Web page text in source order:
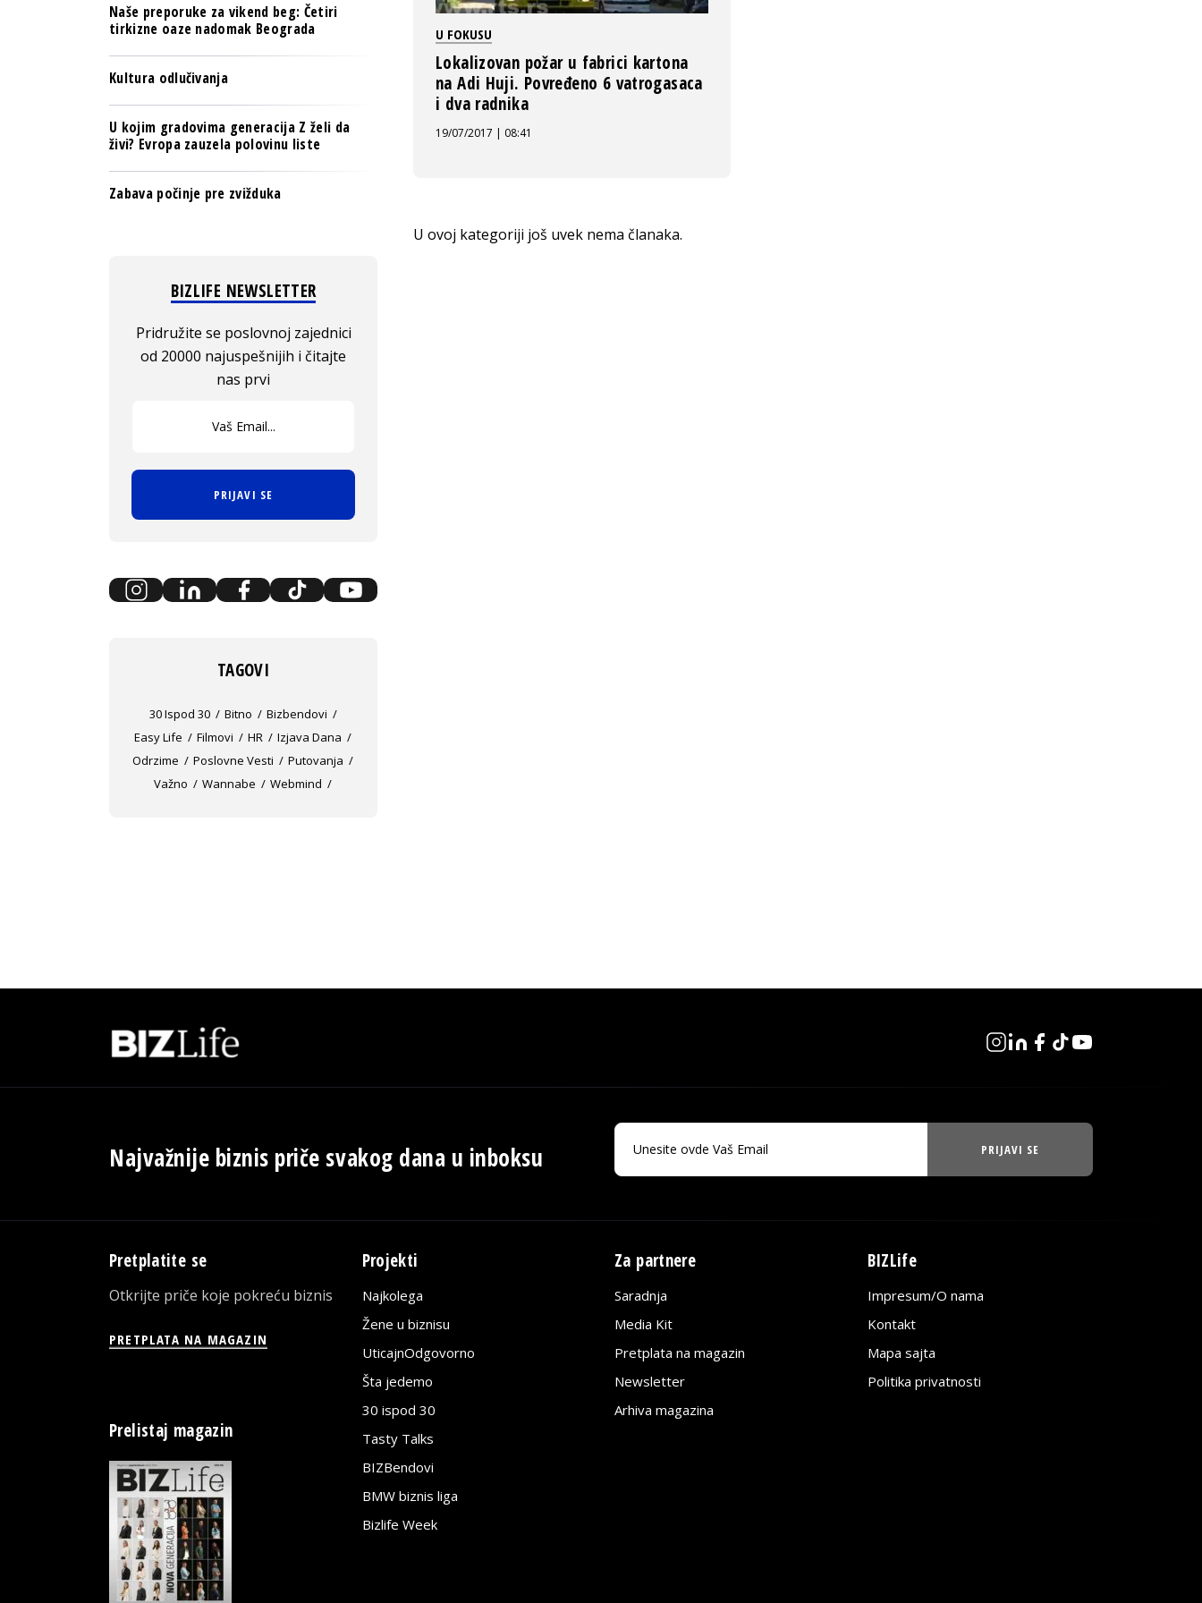
U FOKUSU
Lokalizovan požar u fabrici kartona
na Adi Huji. Povređeno 6 vatrogasaca
i dva radnika
19/07/2017 | 08:41
U ovoj kategoriji još uvek nema članaka.
Naše preporuke za vikend beg: Četiri
tirkizne oaze nadomak Beograda
Kultura odlučivanja
U kojim gradovima generacija Z želi da
živi? Evropa zauzela polovinu liste
Zabava počinje pre zvižduka
BIZLIFE NEWSLETTER
Pridružite se poslovnoj zajednici
od 20000 najuspešnijih i čitajte
nas prvi
PRIJAVI SE
TAGOVI
30 Ispod 30 Bitno
Bizbendovi
Easy Life
Filmovi HR
Izjava Dana
Odrzime
Poslovne Vesti
Putovanja
Važno
Wannabe Webmind
Najvažnije biznis priče svakog dana u inboksu PRIJAVI SE
Pretplatite se
Otkrijte priče koje pokreću biznis
PRETPLATA NA MAGAZIN
Prelistaj magazin
Projekti
Najkolega
Žene u biznisu
UticajnOdgovorno
Šta jedemo
30 ispod 30
Tasty Talks
BIZBendovi
BMW biznis liga
Bizlife Week
Za partnere
Saradnja
Media Kit
Pretplata na magazin
Newsletter
Arhiva magazina
BIZLife
Impresum/O nama
Kontakt
Mapa sajta
Politika privatnosti